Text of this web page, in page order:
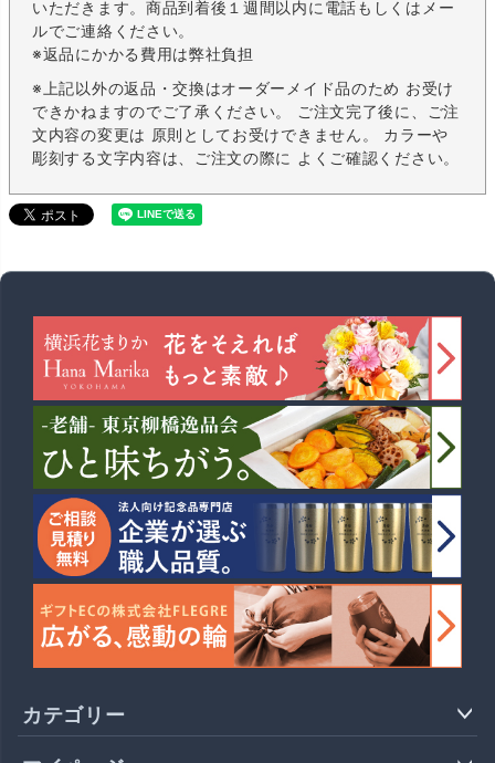
いただきます。商品到着後１週間以内に電話もしくはメー
ルでご連絡ください。
※返品にかかる費用は弊社負担
※上記以外の返品・交換はオーダーメイド品のため お受け
できかねますのでご了承ください。 ご注文完了後に、ご注
文内容の変更は 原則としてお受けできません。 カラーや
彫刻する文字内容は、ご注文の際に よくご確認ください。
カテゴリー